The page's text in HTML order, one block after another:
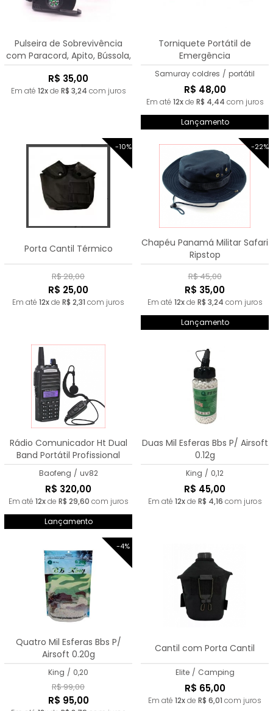
Pulseira de Sobrevivência
com Paracord, Apito, Bússola,
Canivete e Pederneira
R$ 35,00
Em até 12xde R$ 3,24 com juros
Torniquete Portátil de
Emergência
Samuray coldres / portátil
R$ 48,00
Em até 12xde R$ 4,44 com juros
Lançamento
-10%
Porta Cantil Térmico
R$ 28,00
R$ 25,00
Em até 12xde R$ 2,31 com juros
-22%
Chapéu Panamá Militar Safari
Ripstop
R$ 45,00
R$ 35,00
Em até 12xde R$ 3,24 com juros
Lançamento
Rádio Comunicador Ht Dual
Band Portátil Profissional
Baofeng UV-82
Baofeng / uv82
R$ 320,00
Em até 12xde R$ 29,60 com juros
Lançamento
Duas Mil Esferas Bbs P/ Airsoft
0.12g
King / 0,12
R$ 45,00
Em até 12xde R$ 4,16 com juros
-4%
Quatro Mil Esferas Bbs P/
Airsoft 0.20g
King / 0,20
R$ 99,00
R$ 95,00
Cantil com Porta Cantil
Elite / Camping
R$ 65,00
Em até 12xde R$ 6,01 com juros